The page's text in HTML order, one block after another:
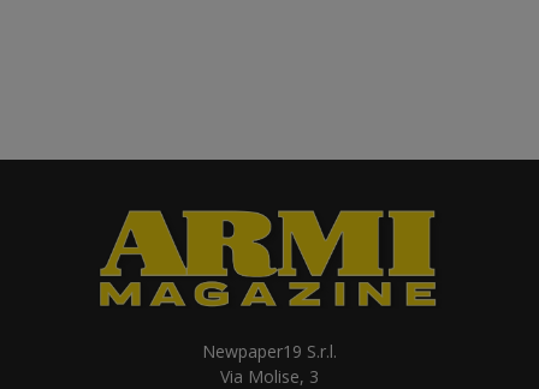
Newpaper19 S.r.l.
Via Molise, 3